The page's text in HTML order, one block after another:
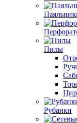
Пилы
Рубанки